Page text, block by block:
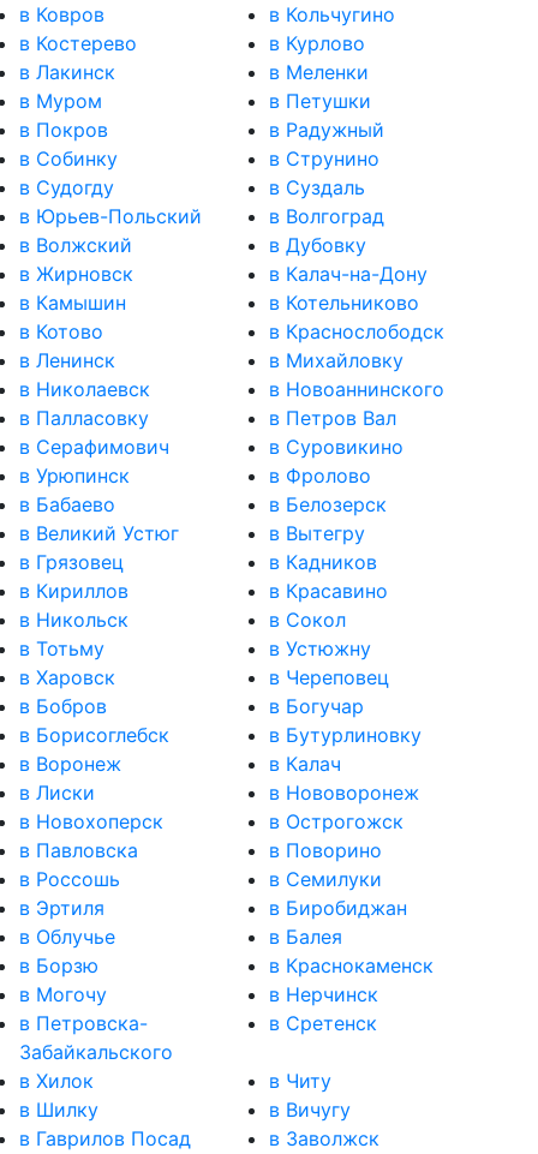
в Ковров
в Кольчугино
в Костерево
в Курлово
в Лакинск
в Меленки
в Муром
в Петушки
в Покров
в Радужный
в Собинку
в Струнино
в Судогду
в Суздаль
в Юрьев-Польский
в Волгоград
в Волжский
в Дубовку
в Жирновск
в Калач-на-Дону
в Камышин
в Котельниково
в Котово
в Краснослободск
в Ленинск
в Михайловку
в Николаевск
в Новоаннинского
в Палласовку
в Петров Вал
в Серафимович
в Суровикино
в Урюпинск
в Фролово
в Бабаево
в Белозерск
в Великий Устюг
в Вытегру
в Грязовец
в Кадников
в Кириллов
в Красавино
в Никольск
в Сокол
в Тотьму
в Устюжну
в Харовск
в Череповец
в Бобров
в Богучар
в Борисоглебск
в Бутурлиновку
в Воронеж
в Калач
в Лиски
в Нововоронеж
в Новохоперск
в Острогожск
в Павловска
в Поворино
в Россошь
в Семилуки
в Эртиля
в Биробиджан
в Облучье
в Балея
в Борзю
в Краснокаменск
в Могочу
в Нерчинск
в Петровска-
Забайкальского
в Сретенск
в Хилок
в Читу
в Шилку
в Вичугу
в Гаврилов Посад
в Заволжск